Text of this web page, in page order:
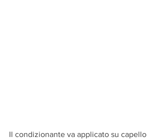
Il condizionante va applicato su capello